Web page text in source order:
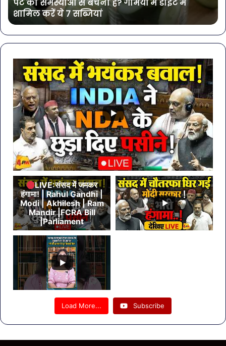
डाइट
शामिल
करें
ये
सब्जियां
पेट की समस्याओं से बचना है? गर्मियों में डाइट में
शामिल करें ये 7 सब्जियां
के
LIVE:संसद में जमकर
हंगामा! | Rahul Gandhi |
Modi | Akhilesh | Ram
Mandir |FCRA Bill
|Parliament
Load More... Subscribe